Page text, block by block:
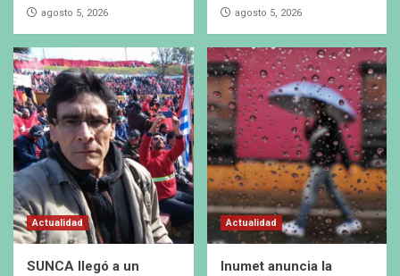
agosto 5, 2026 agosto 5, 2026
Actualidad
SUNCA llegó a un
Actualidad
Inumet anuncia la